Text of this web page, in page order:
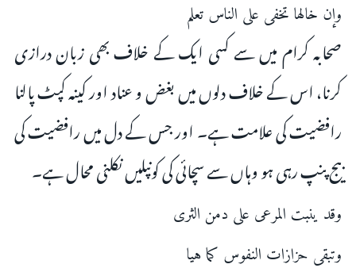
وإن خالها تخفى على الناس تعلم
صحابہ کرام میں سے کسی ایک کے خلاف بھی زبان درازی
کرنا، اس کے خلاف دلوں میں بغض و عناد اور کینہ کپٹ پالنا
رافضیت کی علامت ہے۔ اور جس کے دل میں رافضیت کی
بیج پنپ رہی ہو وہاں سے سچائی کی کونپلیں نکلنی محال ہے۔
وقد ينبت المرعى على دمن الثرى
وتبقى حزازات النفوس كما هيا